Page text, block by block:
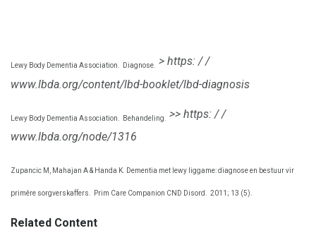
Lewy Body Dementia Association. Diagnose. > https: / /
www.lbda.org/content/lbd-booklet/lbd-diagnosis
Lewy Body Dementia Association. Behandeling.
>> https: / /
www.lbda.org/node/1316
Zupancic M, Mahajan A & Handa K. Dementia met lewy liggame: diagnose en bestuur vir
primêre sorgverskaffers. Prim Care Companion CND Disord. 2011; 13 (5).
Related Content